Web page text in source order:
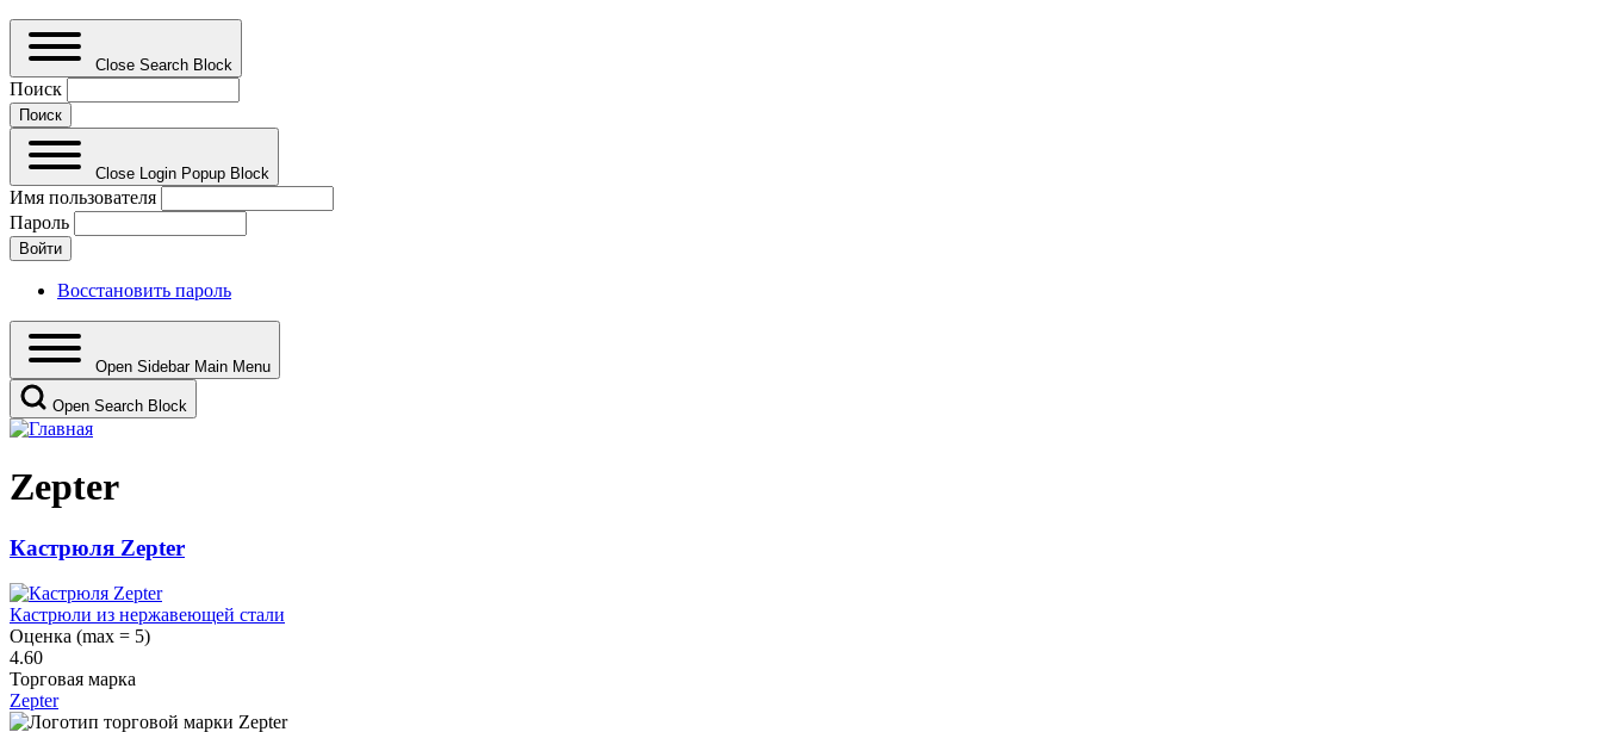
Close Search Block
Поиск
Close Login Popup Block
Имя пользователя
Пароль
Восстановить пароль
Open Sidebar Main Menu
Open Search Block
Zepter
Кастрюля Zepter
Кастрюли из нержавеющей стали
Оценка (max = 5)
4.60
Торговая марка
Zepter